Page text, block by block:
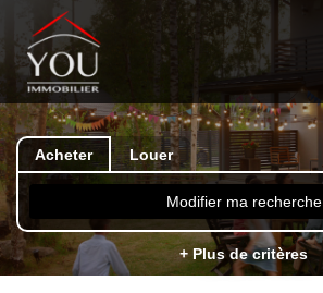
Acheter Louer
Modifier ma recherche
+ Plus de critères